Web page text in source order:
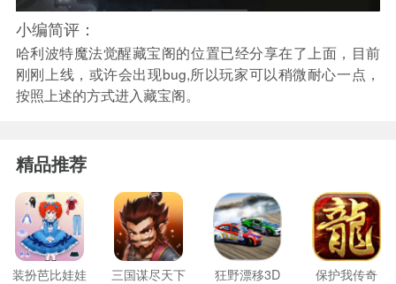
小编简评：
哈利波特魔法觉醒藏宝阁的位置已经分享在了上面，目前
刚刚上线，或许会出现bug,所以玩家可以稍微耐心一点，
按照上述的方式进入藏宝阁。
精品推荐
装扮芭比娃娃 三国谋尽天下 狂野漂移3D 保护我传奇